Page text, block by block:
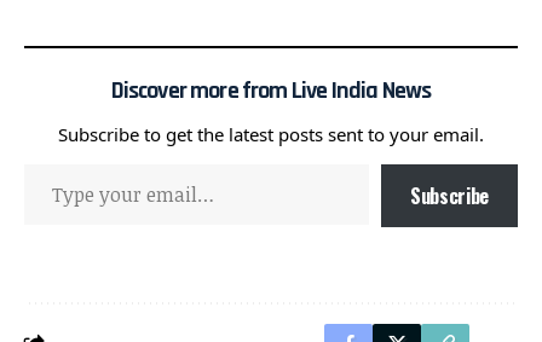
Discover more from Live India News
Subscribe to get the latest posts sent to your email.
Subscribe